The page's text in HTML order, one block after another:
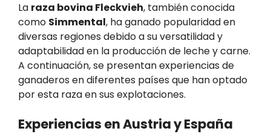
La raza bovina Fleckvieh, también conocida
como Simmental, ha ganado popularidad en
diversas regiones debido a su versatilidad y
adaptabilidad en la producción de leche y carne.
A continuación, se presentan experiencias de
ganaderos en diferentes países que han optado
por esta raza en sus explotaciones.
Experiencias en Austria y España